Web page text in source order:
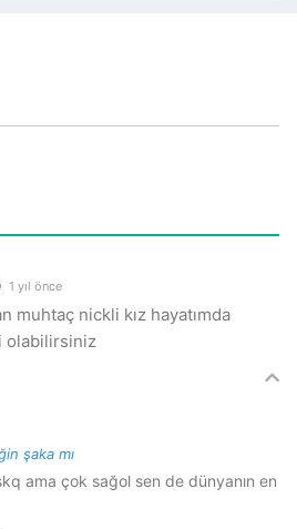
1 yıl önce
muhtaç nickli kız hayatımda
olabilirsiniz
şaka mı
ama çok sağol sen de dünyanın en